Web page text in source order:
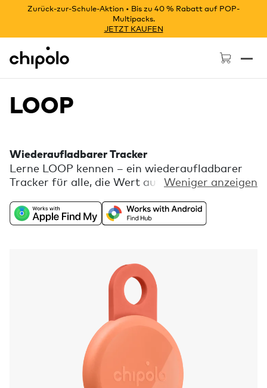
Zurück-zur-Schule-Aktion • Bis zu 40 % Rabatt auf POP-
Multipacks.
JETZT KAUFEN
Chipolo - Home page
LOOP
Wiederaufladbarer Tracker
Lerne LOOP kennen – ein wiederaufladbarer
Tracker für alle, die Wert auf jedes Detail
Kompatibilität mit Apple „Wo ist?“ oder Google
„Mein Gerät finden“ – kombiniert mit einer
der kostenlosen Chipolo-App warten
Zusatzfunktionen wie „Ruf dein Handy an“ auf
Weniger anzeigen